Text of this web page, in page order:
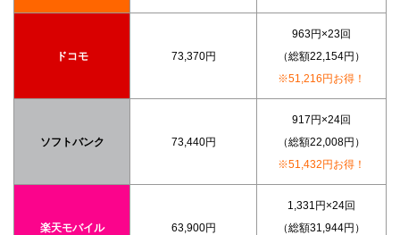
ドコモ 73,370円
963円×23回
（総額22,154円）
※51,216円お得！
ソフトバンク 73,440円
917円×24回
（総額22,008円）
※51,432円お得！
楽天モバイル 63,900円
1,331円×24回
（総額31,944円）